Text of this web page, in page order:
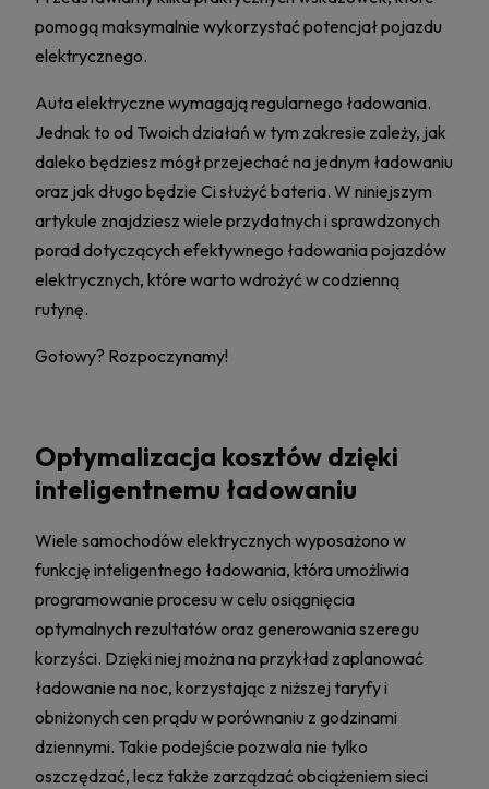
pomogą maksymalnie wykorzystać potencjał pojazdu
elektrycznego.
Auta elektryczne wymagają regularnego ładowania.
Jednak to od Twoich działań w tym zakresie zależy, jak
daleko będziesz mógł przejechać na jednym ładowaniu
oraz jak długo będzie Ci służyć bateria. W niniejszym
artykule znajdziesz wiele przydatnych i sprawdzonych
porad dotyczących efektywnego ładowania pojazdów
elektrycznych, które warto wdrożyć w codzienną
rutynę.
Gotowy? Rozpoczynamy!
Optymalizacja kosztów dzięki
inteligentnemu ładowaniu
Wiele samochodów elektrycznych wyposażono w
funkcję inteligentnego ładowania, która umożliwia
programowanie procesu w celu osiągnięcia
optymalnych rezultatów oraz generowania szeregu
korzyści. Dzięki niej można na przykład zaplanować
ładowanie na noc, korzystając z niższej taryfy i
obniżonych cen prądu w porównaniu z godzinami
dziennymi. Takie podejście pozwala nie tylko
oszczędzać, lecz także zarządzać obciążeniem sieci